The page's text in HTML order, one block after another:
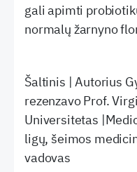
gali apimti
normalų žarnyno
Šaltinis | Autorius
rezenzavo Prof.
Universitetas
ligų, šeimos
vadovas